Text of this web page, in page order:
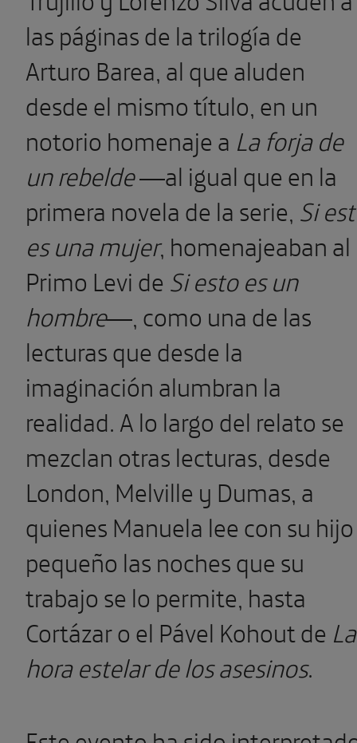
las páginas de la trilogía de
Arturo Barea, al que aluden
desde el mismo título, en un
notorio homenaje a La forja de
un rebelde—al igual que en la
primera novela de la serie, Si
es una mujer, homenajeaban al
Primo Levi de Si esto es un
hombre—, como una de las
lecturas que desde la
imaginación alumbran la
realidad. A lo largo del relato se
mezclan otras lecturas, desde
London, Melville y Dumas, a
quienes Manuela lee con su hijo
pequeño las noches que su
trabajo se lo permite, hasta
Cortázar o el Pável Kohout de La
hora estelar de los asesinos.